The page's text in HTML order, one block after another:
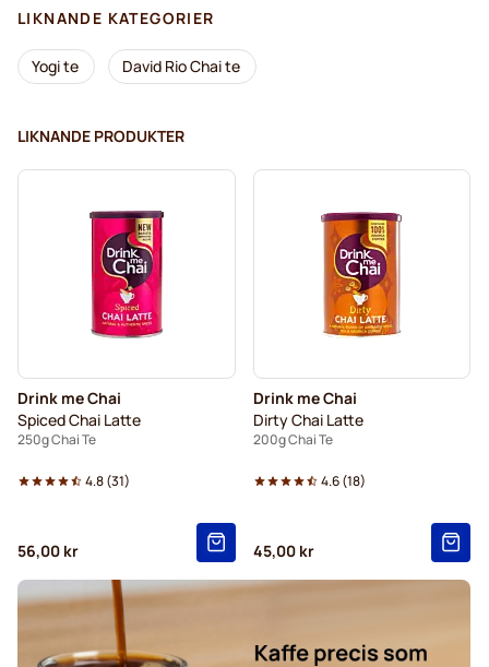
LIKNANDE KATEGORIER
Yogi te David Rio Chai te
LIKNANDE PRODUKTER
Drink me Chai
Spiced Chai Latte
250g Chai Te
4.8(31)
56,00 kr
Drink me Chai
Dirty Chai Latte
200g Chai Te
4.6(18)
45,00 kr